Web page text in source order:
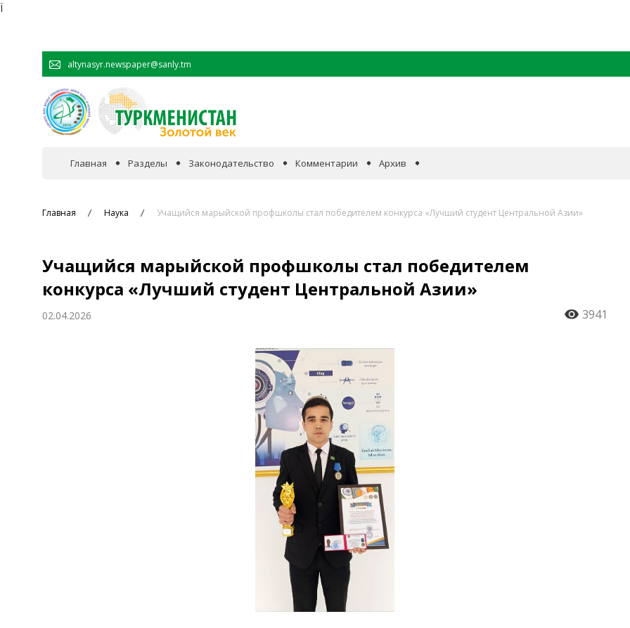
Ï
altynasyr.newspaper@sanly.tm
Главная Разделы
Сотрудничество
Законодательство Комментарии Архив
Главная Наука Учащийся марыйской профшколы стал победителем конкурса «Лучший студент Центральной Азии»
Учащийся марыйской профшколы стал победителем
конкурса «Лучший студент Центральной Азии»
02.04.2026 3941